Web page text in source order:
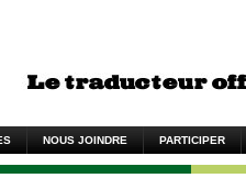
NOUS JOINDRE PARTICIPER